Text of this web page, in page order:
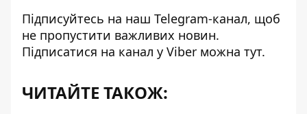
Підписуйтесь на наш Telegram-канал, щоб
не пропустити важливих новин.
Підписатися на канал у Viber можна тут.
ЧИТАЙТЕ ТАКОЖ: